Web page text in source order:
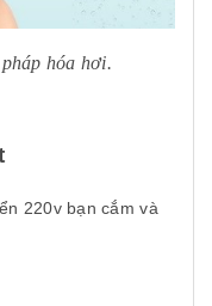
hóa hơi.
220v bạn cắm và